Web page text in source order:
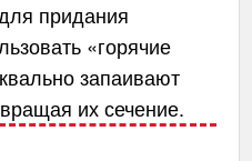
придания
«горячие
запаивают
их сечение.